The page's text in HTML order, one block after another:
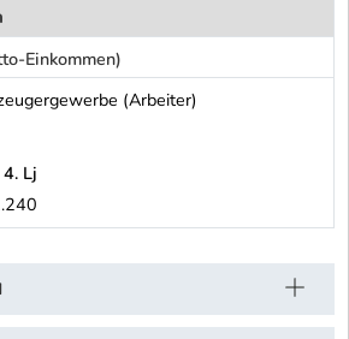
Einkommen)
(Arbeiter)
(Arbeiter)
4. Lj